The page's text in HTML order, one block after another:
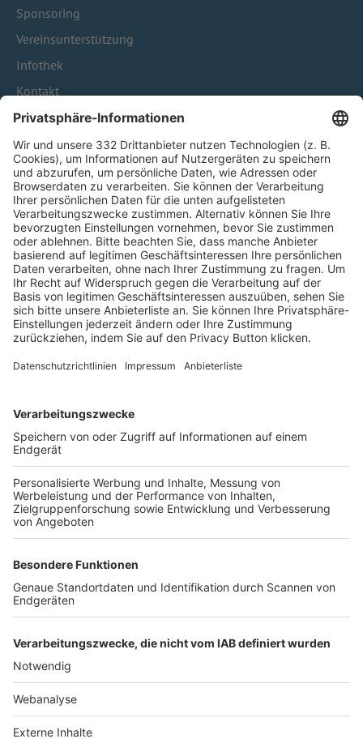
Sponsoring
Vereinsunterstützung
Infothek
Kontakt
HÄUFIG BESUCHTE SEITEN
Pässe und Vereinswechsel
Trainerausbildung
Schulungsangebot Vereinsmitarbeiter
BFV-Geschäftsstellen
Trainerbörse
Login SpielPlus
FOLGE DEM BFV
TOP-VEREINE
TOP-PARTNER
Nutzungsbedingungen Datenschutz Impressum